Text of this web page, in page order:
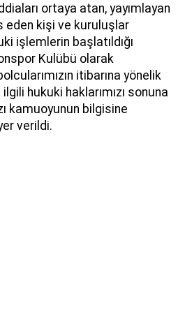
ortaya atan, yayımlayan
eden kişi ve kuruluşlar
işlemlerin başlatıldığı
Kulübü olarak
itibarına yönelik
ilgili hukuki haklarımızı sonuna
kamuoyunun bilgisine
verildi.